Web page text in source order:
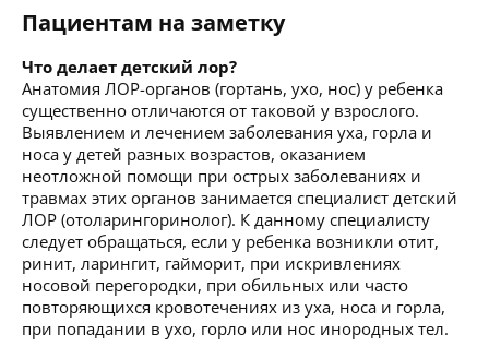
Пациентам на заметку
Что делает детский лор?
Анатомия ЛОР-органов (гортань, ухо, нос) у ребенка
существенно отличаются от таковой у взрослого.
Выявлением и лечением заболевания уха, горла и
носа у детей разных возрастов, оказанием
неотложной помощи при острых заболеваниях и
травмах этих органов занимается специалист детский
ЛОР (отоларингоринолог). К данному специалисту
следует обращаться, если у ребенка возникли отит,
ринит, ларингит, гайморит, при искривлениях
носовой перегородки, при обильных или часто
повторяющихся кровотечениях из уха, носа и горла,
при попадании в ухо, горло или нос инородных тел.